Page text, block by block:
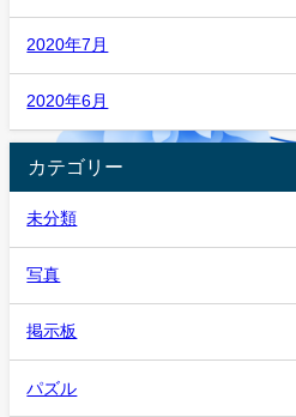
2020年7月
2020年6月
カテゴリー
未分類
写真
掲示板
パズル